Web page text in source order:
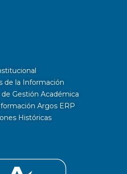
de la Información
Gestión Académica
Argos ERP
Históricas